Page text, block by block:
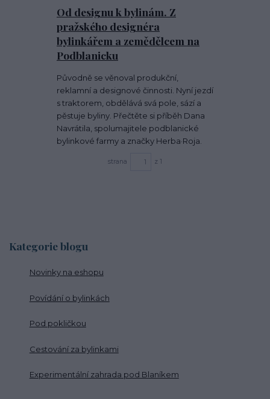
Kategorie blogu
Novinky na eshopu
Povídání o bylinkách
Pod pokličkou
Cestování za bylinkami
Experimentální zahrada pod Blaníkem
Od designu k bylinám. Z
pražského designéra
bylinkářem a zemědělcem na
Podblanicku
Původně se věnoval produkční,
reklamní a designové činnosti. Nyní jezdí
s traktorem, obdělává svá pole, sází a
pěstuje byliny. Přečtěte si příběh Dana
Navrátila, spolumajitele podblanické
bylinkové farmy a značky Herba·Roja.
strana z 1